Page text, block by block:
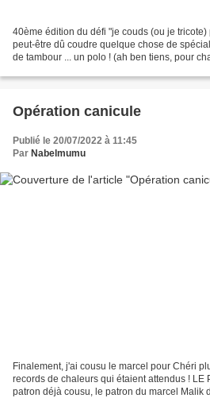
40ème édition du défi "je couds (ou je
peut-être dû coudre quelque chose de
de tambour ... un polo ! (ah ben tiens, pour
Opération canicule
Publié le 20/07/2022 à 11:45
Par Nabelmumu
Finalement, j'ai cousu le marcel pour Chéri
records de chaleurs qui étaient attendus ! LE
patron déjà cousu, le patron du marcel Malik